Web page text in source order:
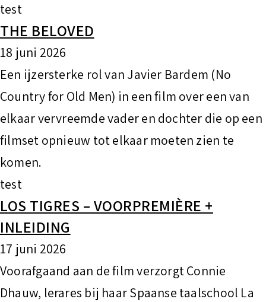
test
THE BELOVED
18 juni 2026
Een ijzersterke rol van Javier Bardem (No
Country for Old Men) in een film over een van
elkaar vervreemde vader en dochter die op een
filmset opnieuw tot elkaar moeten zien te
komen.
test
LOS TIGRES – VOORPREMIÈRE +
INLEIDING
17 juni 2026
Voorafgaand aan de film verzorgt Connie
Dhauw, lerares bij haar Spaanse taalschool La